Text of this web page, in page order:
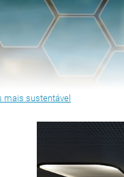
mais sustentável